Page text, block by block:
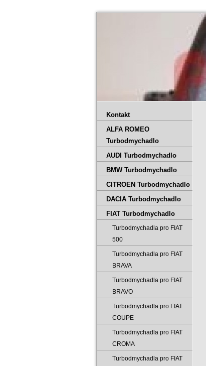
Kontakt
ALFA ROMEO
Turbodmychadlo
AUDI Turbodmychadlo
BMW Turbodmychadlo
CITROEN Turbodmychadlo
DACIA Turbodmychadlo
FIAT Turbodmychadlo
Turbodmychadla pro FIAT
500
Turbodmychadla pro FIAT
BRAVA
Turbodmychadla pro FIAT
BRAVO
Turbodmychadla pro FIAT
COUPE
Turbodmychadla pro FIAT
CROMA
Turbodmychadla pro FIAT